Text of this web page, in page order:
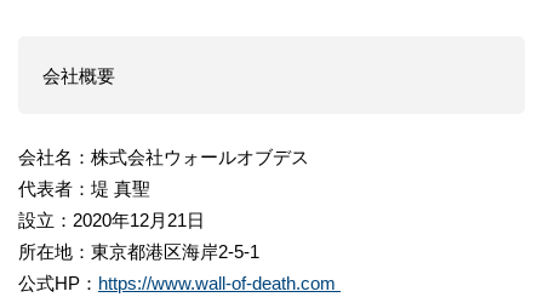
会社概要
会社名：株式会社ウォールオブデス
代表者：堤 真聖
設立：2020年12月21日
所在地：東京都港区海岸2-5-1
公式HP： https://www.wall-of-death.com